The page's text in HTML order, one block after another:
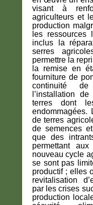
visant à
agriculteurs et
production
les ressources
inclus la
serres
permettre la
la remise en
fourniture de
continuité
l’installation
terres dont
endommagées.
de terres
de semences
que des
permettant aux
nouveau cycle
se sont pas
productif ; elles
revitalisation
par les crises
production